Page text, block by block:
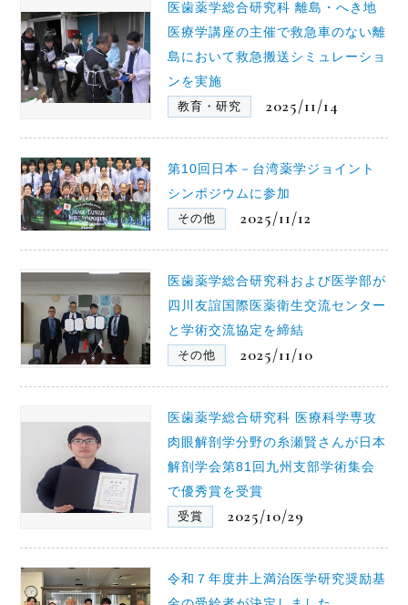
医歯薬学総合研究科 離島・へき地
医療学講座の主催で救急車のない離
島において救急搬送シミュレーショ
ンを実施
教育・研究
2025/11/14
第10回日本－台湾薬学ジョイント
シンポジウムに参加
その他
2025/11/12
医歯薬学総合研究科および医学部が
四川友誼国際医薬衛生交流センター
と学術交流協定を締結
その他
2025/11/10
医歯薬学総合研究科 医療科学専攻
肉眼解剖学分野の糸瀬賢さんが日本
解剖学会第81回九州支部学術集会
で優秀賞を受賞
受賞
2025/10/29
令和７年度井上満治医学研究奨励基